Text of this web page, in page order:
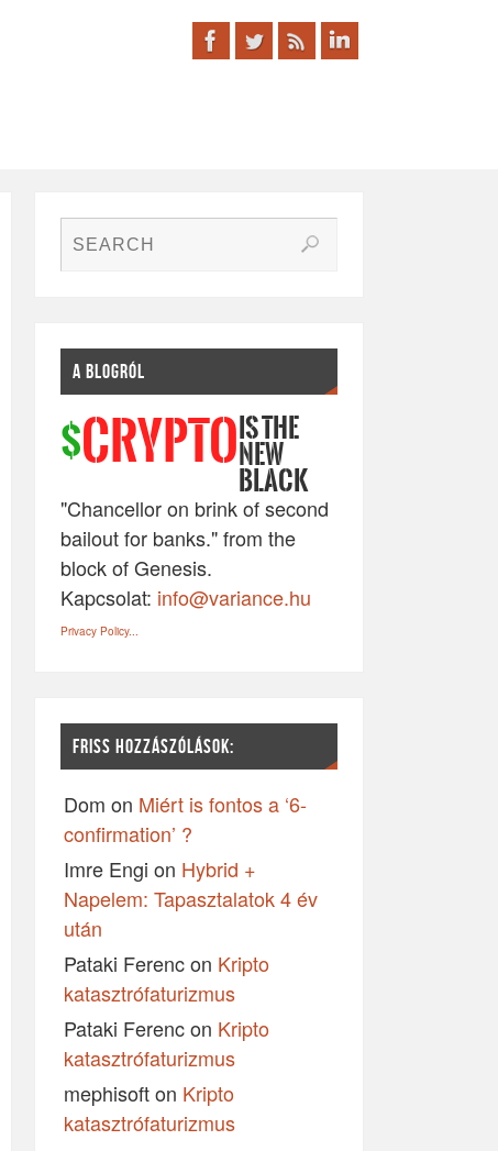
A BLOGRÓL
$CRYPTO IS THE
NEW
BLACK
"Chancellor on brink of second
bailout for banks." from the
block of Genesis.
Kapcsolat: info@variance.hu
Privacy Policy...
FRISS HOZZÁSZÓLÁSOK:
Dom on Miért is fontos a ‘6-
confirmation’ ?
Imre Engi on Hybrid +
Napelem: Tapasztalatok 4 év
után
Pataki Ferencon Kripto
katasztrófaturizmus
Pataki Ferencon Kripto
katasztrófaturizmus
mephisofton Kripto
katasztrófaturizmus